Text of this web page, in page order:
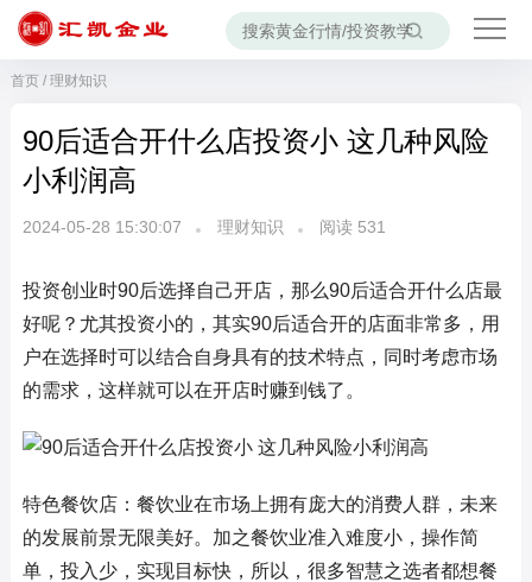
首页/ 理财知识
90后适合开什么店投资小 这几种风险
小利润高
2024-05-28 15:30:07 理财知识 阅读 531
投资创业时90后选择自己开店，那么90后适合开什么店最
好呢？尤其投资小的，其实90后适合开的店面非常多，用
户在选择时可以结合自身具有的技术特点，同时考虑市场
的需求，这样就可以在开店时赚到钱了。
特色餐饮店：餐饮业在市场上拥有庞大的消费人群，未来
的发展前景无限美好。加之餐饮业准入难度小，操作简
单，投入少，实现目标快，所以，很多智慧之选者都想餐